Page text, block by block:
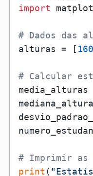
import
# Dados das
alturas = [ 160
# Calcular
# Imprimir
print (